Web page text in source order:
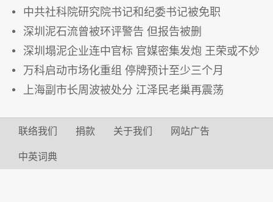
中共社科院研究院书记和纪委书记被免职
深圳泥石流曾被环评警告 但报告被删
深圳塌泥企业连中官标 官媒密集发炮 王荣或不妙
万科启动市场化重组 停牌预计至少三个月
上海副市长周波被处分 江泽民老巢再震荡
联络我们 捐款 关于我们 网站广告
中英词典